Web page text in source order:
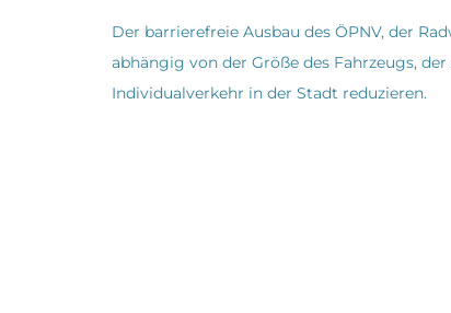
Der barrierefreie Ausbau des ÖPNV, der
abhängig von der Größe des Fahrzeugs,
Individualverkehr in der Stadt reduzieren.